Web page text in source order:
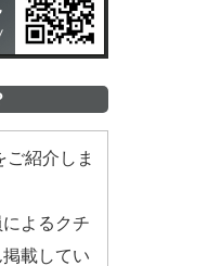
紹介しま
よるクチ
載してい